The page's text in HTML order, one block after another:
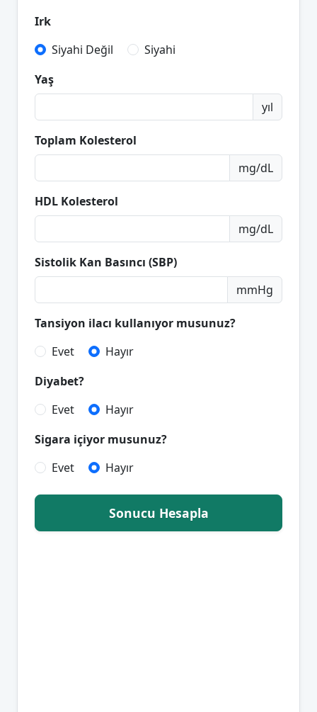
Irk
Siyahi Değil
Siyahi
Yaş
yıl
Toplam Kolesterol
mg/dL
HDL Kolesterol
mg/dL
Sistolik Kan Basıncı (SBP)
mmHg
Tansiyon ilacı kullanıyor musunuz?
Evet
Hayır
Diyabet?
Evet
Hayır
Sigara içiyor musunuz?
Evet
Hayır
Sonucu Hesapla